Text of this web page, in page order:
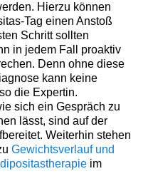
Hierzu können
Tag einen Anstoß
Schritt sollten
in jedem Fall proaktiv
Denn ohne diese
kann keine
die Expertin.
sich ein Gespräch zu
lässt, sind auf der
Weiterhin stehen
Gewichtsverlauf und
im